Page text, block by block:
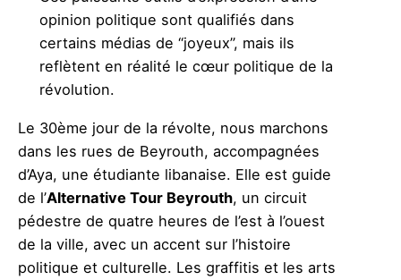
opinion politique sont qualifiés dans
certains médias de “joyeux”, mais ils
reflètent en réalité le cœur politique de la
révolution.
Le 30ème jour de la révolte, nous marchons
dans les rues de Beyrouth, accompagnées
d’Aya, une étudiante libanaise. Elle est guide
de l’Alternative Tour Beyrouth, un circuit
pédestre de quatre heures de l’est à l’ouest
de la ville, avec un accent sur l’histoire
politique et culturelle. Les graffitis et les arts